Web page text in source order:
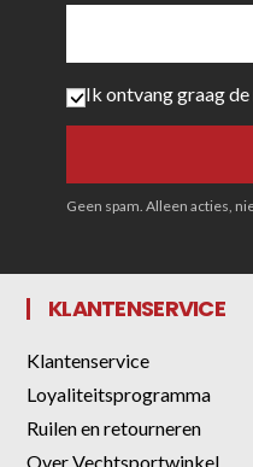
Ik ontvang graag
Geen spam. Alleen acties,
KLANTENSERVICE
Klantenservice
Loyaliteitsprogramma
Ruilen en retourneren
Over Vechtsportwinkel